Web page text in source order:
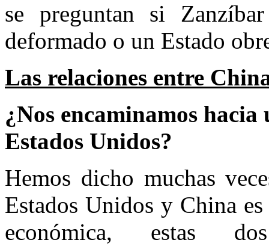
se preguntan si
deformado o un Estado
Las relaciones entre
¿Nos encaminamos
Estados Unidos?
Hemos dicho muchas
Estados Unidos y China
económica, estas